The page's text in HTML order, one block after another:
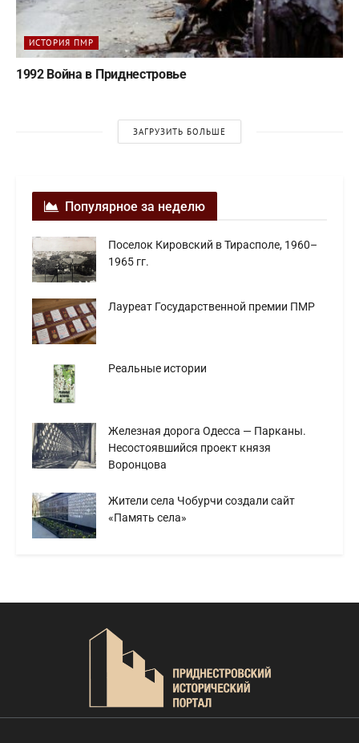
ИСТОРИЯ ПМР
1992 Война в Приднестровье
ЗАГРУЗИТЬ БОЛЬШЕ
Популярное за неделю
Поселок Кировский в Тирасполе, 1960–
1965 гг.
Лауреат Государственной премии ПМР
Реальные истории
Железная дорога Одесса — Парканы.
Несостоявшийся проект князя
Воронцова
Жители села Чобурчи создали сайт
«Память села»